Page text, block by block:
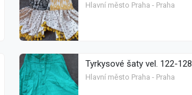
Hlavní město Praha - Praha
Tyrkysové šaty vel. 122-128
Hlavní město Praha - Praha